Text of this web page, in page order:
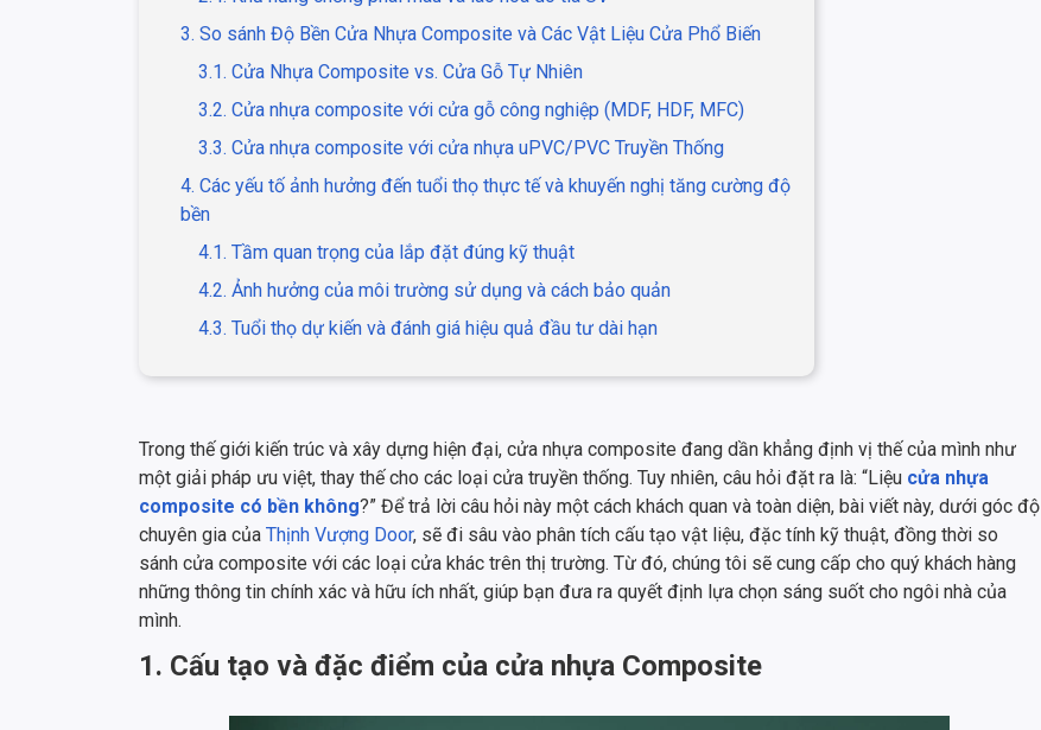
3. So sánh Độ Bền Cửa Nhựa Composite và Các Vật Liệu Cửa Phổ Biến
3.1. Cửa Nhựa Composite vs. Cửa Gỗ Tự Nhiên
3.2. Cửa nhựa composite với cửa gỗ công nghiệp (MDF, HDF, MFC)
3.3. Cửa nhựa composite với cửa nhựa uPVC/PVC Truyền Thống
4. Các yếu tố ảnh hưởng đến tuổi thọ thực tế và khuyến nghị tăng cường độ
bền
4.1. Tầm quan trọng của lắp đặt đúng kỹ thuật
4.2. Ảnh hưởng của môi trường sử dụng và cách bảo quản
4.3. Tuổi thọ dự kiến và đánh giá hiệu quả đầu tư dài hạn
Trong thế giới kiến trúc và xây dựng hiện đại, cửa nhựa composite đang dần khẳng định vị thế của mình như
một giải pháp ưu việt, thay thế cho các loại cửa truyền thống. Tuy nhiên, câu hỏi đặt ra là: “Liệu cửa nhựa
composite có bền không?” Để trả lời câu hỏi này một cách khách quan và toàn diện, bài viết này, dưới góc độ
chuyên gia của Thịnh Vượng Door, sẽ đi sâu vào phân tích cấu tạo vật liệu, đặc tính kỹ thuật, đồng thời so
sánh cửa composite với các loại cửa khác trên thị trường. Từ đó, chúng tôi sẽ cung cấp cho quý khách hàng
những thông tin chính xác và hữu ích nhất, giúp bạn đưa ra quyết định lựa chọn sáng suốt cho ngôi nhà của
mình.
1. Cấu tạo và đặc điểm của cửa nhựa Composite